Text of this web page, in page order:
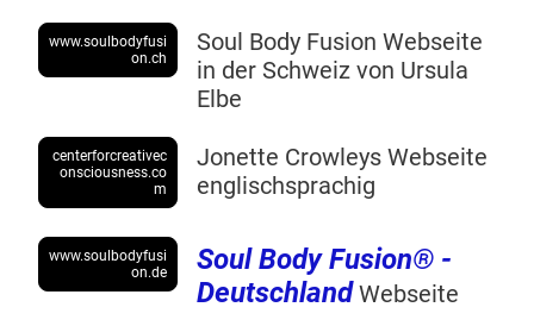
www.soulbodyfusi
on.ch
Soul Body Fusion Webseite
in der Schweiz von Ursula
Elbe
centerforcreativec
onsciousness.co
m
Jonette Crowleys Webseite
englischsprachig
www.soulbodyfusi
on.de
Soul Body Fusion® -
Deutschland Webseite